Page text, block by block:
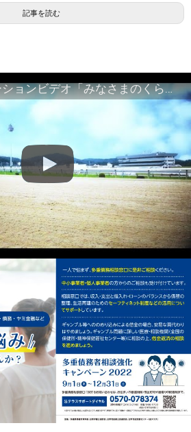
記事を読む
地方競馬プロモーションビデオ「みなさまのくらしのために」30秒篇｜NAR公式